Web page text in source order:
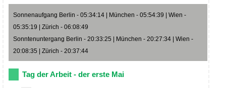
Sonnenaufgang Berlin - 05:34:14 | München - 05:54:39 | Wien -
05:35:19 | Zürich - 06:08:49
Sonntenuntergang Berlin - 20:33:25 | München - 20:27:34 | Wien -
20:08:35 | Zürich - 20:37:44
Tag der Arbeit - der erste Mai